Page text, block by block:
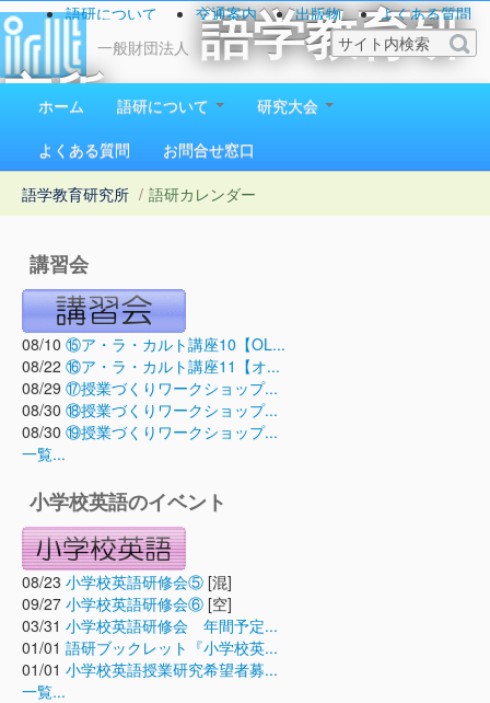
一般財団法人
語学教育研
究所
1923（大正12）年創立
語研について 交通案内 出版物
よくある質問
お問い合わせ
ホーム 語研について
研究大会
よくある質問
お問合せ窓口
語学教育研究所 / 語研カレンダー
講習会
08/10 ⑮ア・ラ・カルト講座10【OL...
08/22 ⑯ア・ラ・カルト講座11【オ...
08/29 ⑰授業づくりワークショップ...
08/30 ⑱授業づくりワークショップ...
08/30 ⑲授業づくりワークショップ...
一覧...
小学校英語のイベント
08/23 小学校英語研修会⑤ [混]
09/27 小学校英語研修会⑥ [空]
03/31 小学校英語研修会 年間予定...
01/01 語研ブックレット『小学校英...
01/01 小学校英語授業研究希望者募...
一覧...